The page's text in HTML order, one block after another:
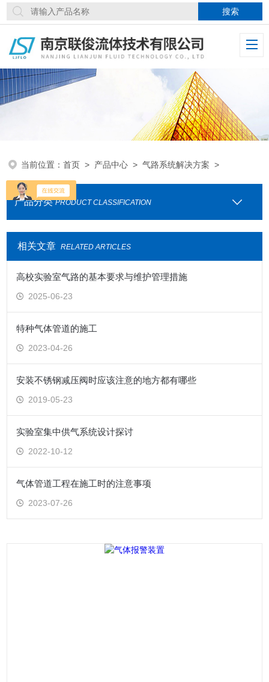
当前位置：首页 > 产品中心 >气路系统解决方案 >
产品分类 PRODUCT CLASSIFICATION
相关文章 RELATED ARTICLES
高校实验室气路的基本要求与维护管理措施
2025-06-23
特种气体管道的施工
2023-04-26
安装不锈钢减压阀时应该注意的地方都有哪些
2019-05-23
实验室集中供气系统设计探讨
2022-10-12
气体管道工程在施工时的注意事项
2023-07-26